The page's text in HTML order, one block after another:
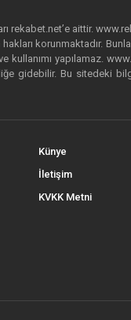
aittir.
korunmaktadır.
yapılamaz.
gidebilir. Bu sitedeki
Künye
İletişim
KVKK Metni